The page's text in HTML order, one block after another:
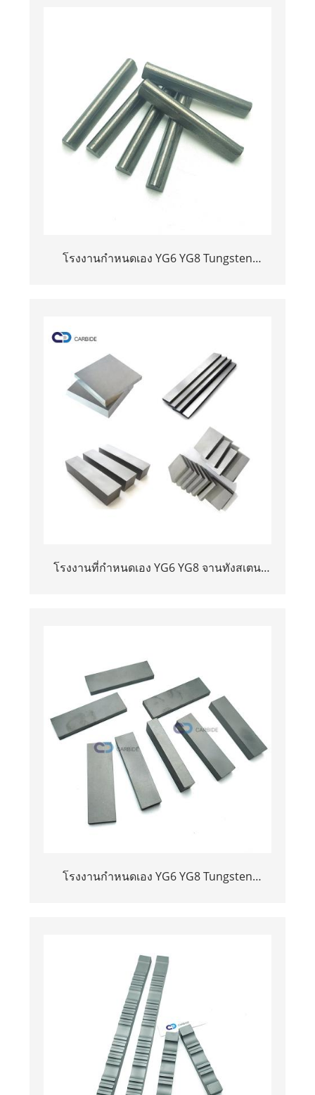
โรงงานกำหนดเอง YG6 YG8 Tungsten
โรงงานที่กำหนดเอง YG6 YG8 จานทังสเตน
โรงงานกำหนดเอง YG6 YG8 Tungsten